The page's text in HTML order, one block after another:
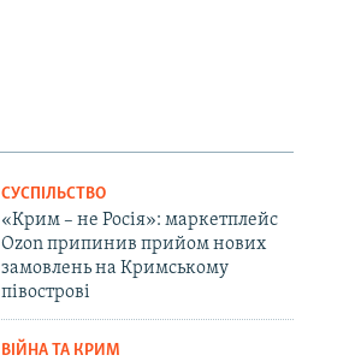
СУСПІЛЬСТВО
«Крим – не Росія»: маркетплейс
Ozon припинив прийом нових
замовлень на Кримському
півострові
ВІЙНА ТА КРИМ